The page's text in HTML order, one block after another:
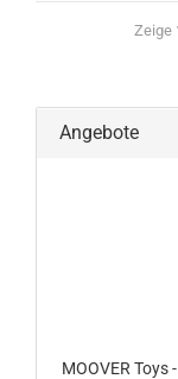
Zeige
Angebote
MOOVER Toys